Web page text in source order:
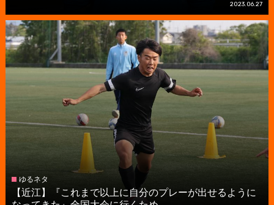
2023.06.27
ゆるネタ
【近江】『これまで以上に自分のプレーが出せるように